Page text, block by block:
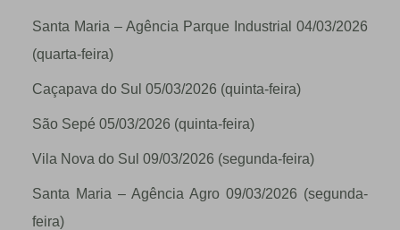
Santa Maria – Agência Parque Industrial 04/03/2026
(quarta-feira)
Caçapava do Sul 05/03/2026 (quinta-feira)
São Sepé 05/03/2026 (quinta-feira)
Vila Nova do Sul 09/03/2026 (segunda-feira)
Santa Maria – Agência Agro 09/03/2026 (segunda-
feira)